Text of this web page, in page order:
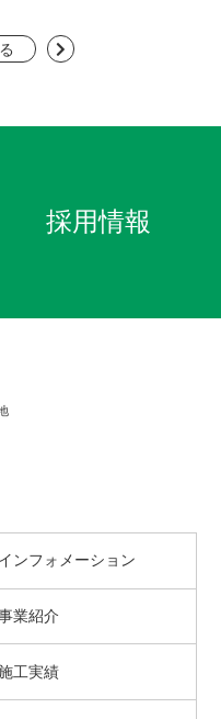
採用情報
インフォメーション
業紹介
工実績